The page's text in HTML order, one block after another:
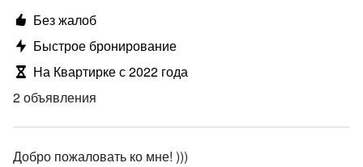
Без жалоб
Быстрое бронирование
На Квартирке с 2022 года
2 объявления
Добро пожаловать ко мне! )))